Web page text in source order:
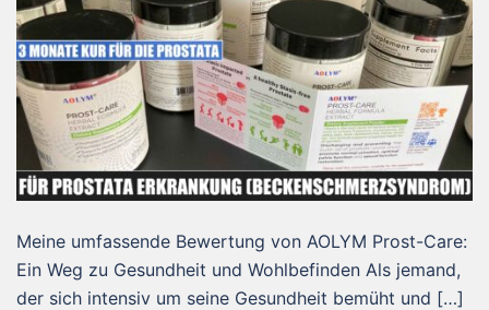
Meine umfassende Bewertung von AOLYM Prost-Care:
Ein Weg zu Gesundheit und Wohlbefinden Als jemand,
der sich intensiv um seine Gesundheit bemüht und […]